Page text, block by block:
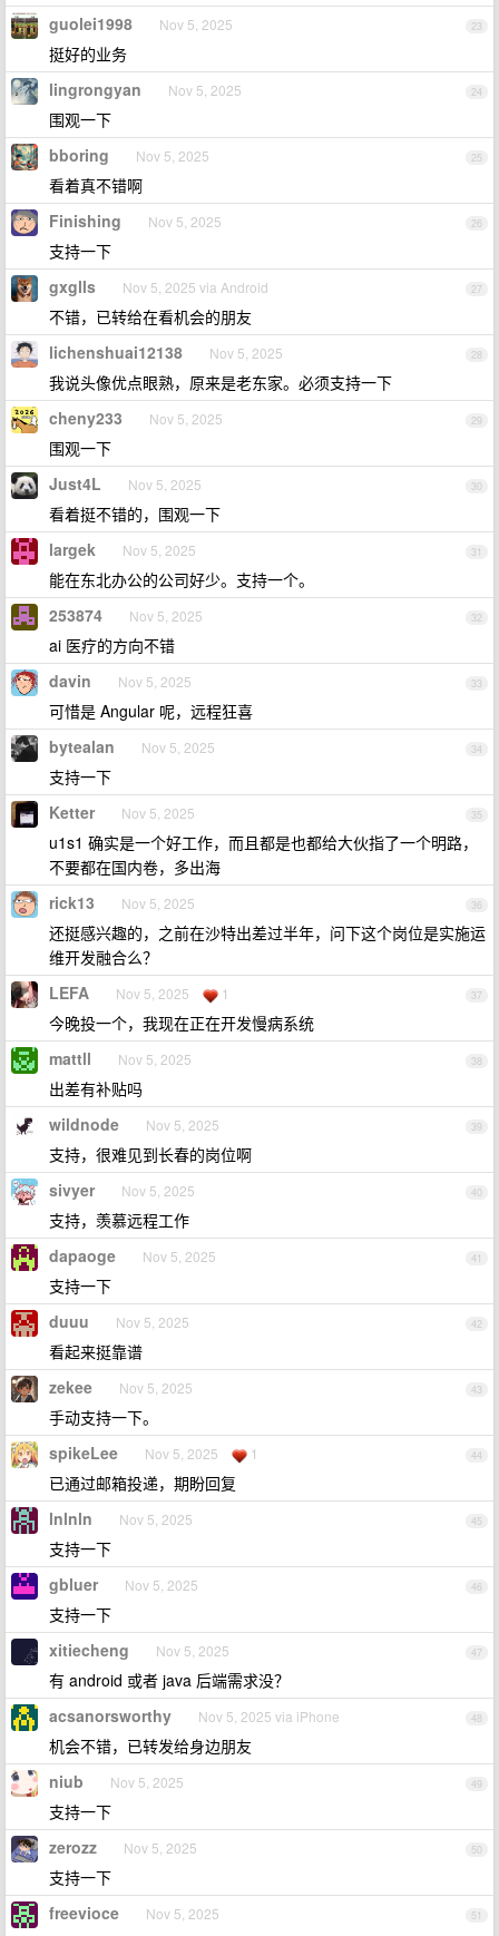
23
guolei1998 Nov 5, 2025
挺好的业务
24
lingrongyan Nov 5, 2025
围观一下
25
bboring Nov 5, 2025
看着真不错啊
26
Finishing Nov 5, 2025
支持一下
27
gxglls Nov 5, 2025 via Android
不错，已转给在看机会的朋友
28
lichenshuai12138 Nov 5, 2025
我说头像优点眼熟，原来是老东家。必须支持一下
29
cheny233 Nov 5, 2025
围观一下
30
Just4L Nov 5, 2025
看着挺不错的，围观一下
31
largek Nov 5, 2025
能在东北办公的公司好少。支持一个。
32
253874 Nov 5, 2025
ai 医疗的方向不错
33
davin Nov 5, 2025
可惜是 Angular 呢，远程狂喜
34
bytealan Nov 5, 2025
支持一下
35
Ketter Nov 5, 2025
u1s1 确实是一个好工作，而且都是也都给大伙指了一个明路，
不要都在国内卷，多出海
36
rick13 Nov 5, 2025
还挺感兴趣的，之前在沙特出差过半年，问下这个岗位是实施运
维开发融合么？
37
LEFA Nov 5, 2025 1
今晚投一个，我现在正在开发慢病系统
38
mattll Nov 5, 2025
出差有补贴吗
39
wildnode Nov 5, 2025
支持，很难见到长春的岗位啊
40
sivyer Nov 5, 2025
支持，羡慕远程工作
41
dapaoge Nov 5, 2025
支持一下
42
duuu Nov 5, 2025
看起来挺靠谱
43
zekee Nov 5, 2025
手动支持一下。
44
spikeLee Nov 5, 2025 1
已通过邮箱投递，期盼回复
45
lnlnln Nov 5, 2025
支持一下
46
gbluer Nov 5, 2025
支持一下
47
xitiecheng Nov 5, 2025
有 android 或者 java 后端需求没？
48
acsanorsworthy Nov 5, 2025 via iPhone
机会不错，已转发给身边朋友
49
niub Nov 5, 2025
支持一下
50
zerozz Nov 5, 2025
支持一下
51
freevioce Nov 5, 2025